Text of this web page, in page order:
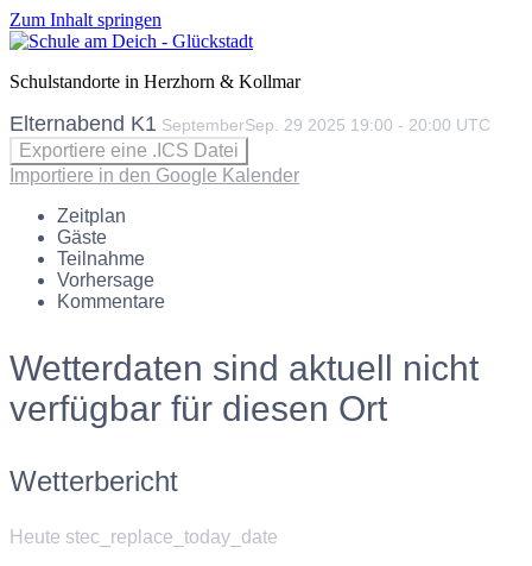
Zum Inhalt springen
Schulstandorte in Herzhorn & Kollmar
Elternabend K1 SeptemberSep. 29 2025 19:00 - 20:00 UTC
Exportiere eine .ICS Datei
Importiere in den Google Kalender
Zeitplan
Gäste
Teilnahme
Vorhersage
Kommentare
Wetterdaten sind aktuell nicht
verfügbar für diesen Ort
Wetterbericht
Heute stec_replace_today_date